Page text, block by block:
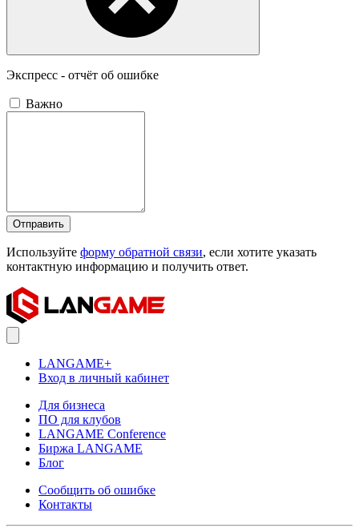
Экспресс - отчёт об ошибке
Важно
Отправить
Используйте форму обратной связи, если хотите указать
контактную информацию и получить ответ.
LANGAME+
Вход в личный кабинет
Для бизнеса
ПО для клубов
LANGAME Conference
Биржа LANGAME
Блог
Сообщить об ошибке
Контакты